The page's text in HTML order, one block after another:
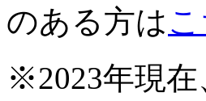
のある方は
※2023年現